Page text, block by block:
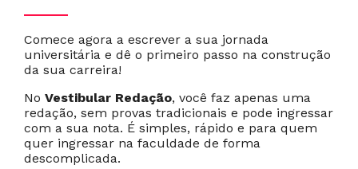
Comece agora a escrever a sua jornada
universitária e dê o primeiro passo na construção
da sua carreira!
No Vestibular Redação, você faz apenas uma
redação, sem provas tradicionais e pode ingressar
com a sua nota. É simples, rápido e para quem
quer ingressar na faculdade de forma
descomplicada.
Cancelar Próximo